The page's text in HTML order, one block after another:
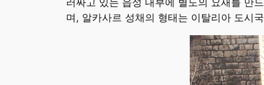
러싸고 있는 읍성 내부에 별도의 요새를 만
며, 알카사르 성채의 형태는 이탈리아 도시